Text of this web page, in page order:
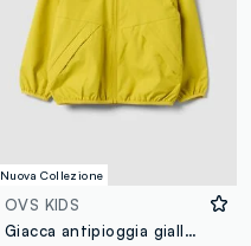
Nuova Collezione
OVS KIDS
Giacca antipioggia gialla con cappuccio e zip over fit per bambino